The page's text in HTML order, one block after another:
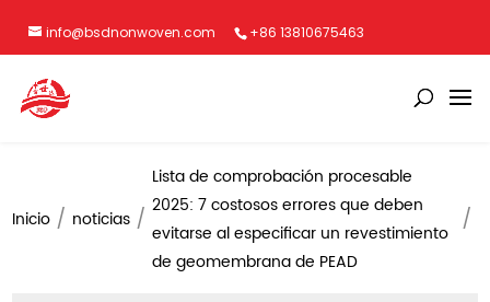
info@bsdnonwoven.com +86 13810675463
Inicio noticias
Lista de comprobación procesable
2025: 7 costosos errores que deben
evitarse al especificar un revestimiento
de geomembrana de PEAD